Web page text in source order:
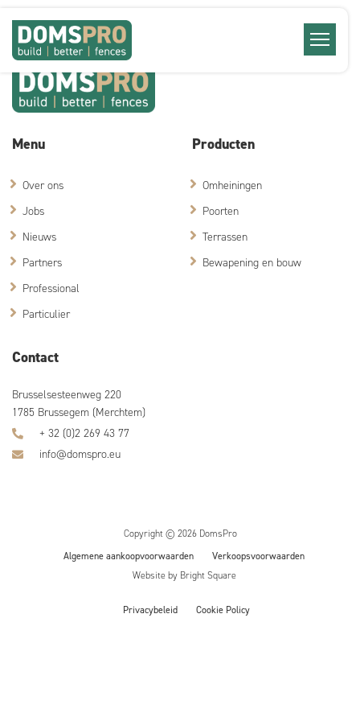
Menu
Over ons
Jobs
Nieuws
Partners
Professional
Particulier
Producten
Omheiningen
Poorten
Terrassen
Bewapening en bouw
Contact
Brusselsesteenweg 220
1785 Brussegem (Merchtem)
+ 32 (0)2 269 43 77
info@domspro.eu
Copyright © 2026 DomsPro
Algemene aankoopvoorwaarden
Verkoopsvoorwaarden
Website by Bright Square
Privacybeleid Cookie Policy